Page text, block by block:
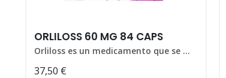
ORLILOSS 60 MG 84 CAPS
Orliloss es un medicamento que se utiliza para ayudar a perder peso en personas que padecen obesidad.
37,50 €